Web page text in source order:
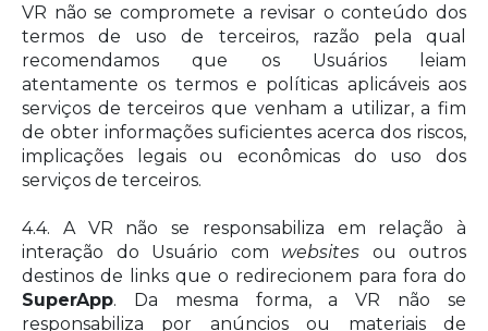
VR não se compromete a revisar o conteúdo dos
termos de uso de terceiros, razão pela qual
recomendamos que os Usuários leiam
atentamente os termos e políticas aplicáveis aos
serviços de terceiros que venham a utilizar, a fim
de obter informações suficientes acerca dos riscos,
implicações legais ou econômicas do uso dos
serviços de terceiros.
4.4. A VR não se responsabiliza em relação à
interação do Usuário com websites ou outros
destinos de links que o redirecionem para fora do
SuperApp. Da mesma forma, a VR não se
responsabiliza por anúncios ou materiais de